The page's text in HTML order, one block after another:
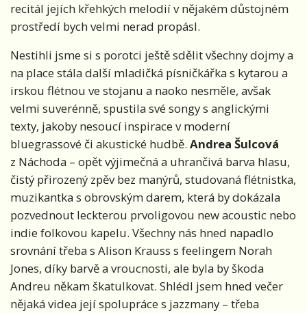
recitál jejích křehkých melodií v nějakém důstojném
prostředí bych velmi nerad propásl.
Nestihli jsme si s porotci ještě sdělit všechny dojmy a
na place stála další mladičká písničkářka s kytarou a
irskou flétnou ve stojanu a naoko nesměle, avšak
velmi suverénně, spustila své songy s anglickými
texty, jakoby nesoucí inspirace v moderní
bluegrassové či akustické hudbě. Andrea Šulcová
z Náchoda – opět výjimečná a uhrančivá barva hlasu,
čistý přirozený zpěv bez manýrů, studovaná flétnistka,
muzikantka s obrovským darem, která by dokázala
pozvednout leckterou prvoligovou new acoustic nebo
indie folkovou kapelu. Všechny nás hned napadlo
srovnání třeba s Alison Krauss s feelingem Norah
Jones, díky barvě a vroucnosti, ale byla by škoda
Andreu někam škatulkovat. Shlédl jsem hned večer
nějaká videa její spolupráce s jazzmany – třeba